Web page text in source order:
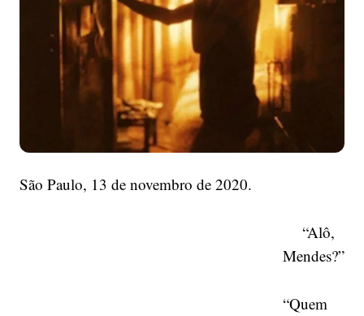
São Paulo, 13 de novembro de 2020.
“Alô,
Mendes?”
“Quem